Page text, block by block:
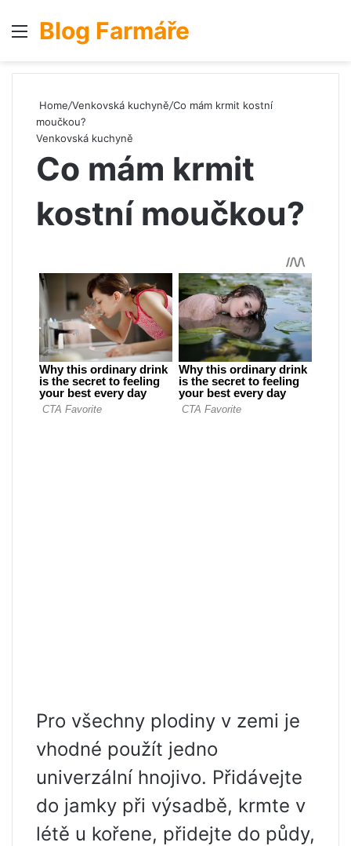
Menu
Blog Farmáře
Home/Venkovská kuchyně/Co mám krmit kostní
moučkou?
Venkovská kuchyně
Co mám krmit
kostní moučkou?
Pro všechny plodiny v zemi je
vhodné použít jedno
univerzální hnojivo. Přidávejte
do jamky při výsadbě, krmte v
létě u kořene, přidejte do půdy,